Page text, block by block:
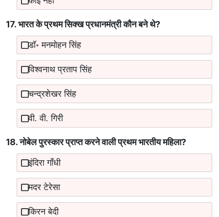
17. भारत के प्रथम सिक्ख प्रधानमंत्री कौन बने थे?
डॉ॰ मनमोहन सिंह
विश्वनाथ प्रताप सिंह
चन्द्रशेखर सिंह
वी. वी. गिरी
18. नोबेल पुरस्कार प्राप्त करने वाली प्रथम भारतीय महिला?
इंदिरा गाँधी
मदर टेरेसा
किरन बेदी